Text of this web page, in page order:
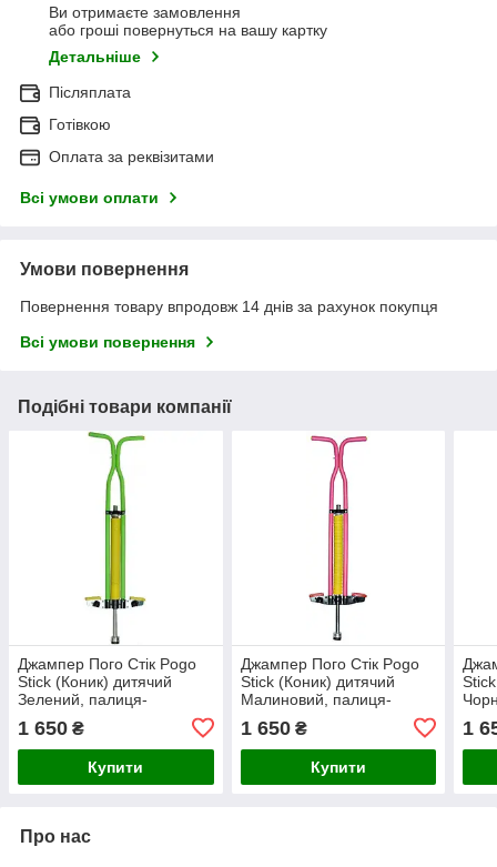
Ви отримаєте замовлення
або гроші повернуться на вашу картку
Детальніше
Післяплата
Готівкою
Оплата за реквізитами
Всі умови оплати
Умови повернення
Повернення товару впродовж 14 днів за рахунок покупця
Всі умови повернення
Подібні товари компанії
Джампер Пого Стік Pogo
Stick (Коник) дитячий
Зелений, палиця-
1 650 ₴
Купити
Джампер Пого Стік Pogo
Stick (Коник) дитячий
Малиновий, палиця-
1 650₴
Купити
1
Про нас